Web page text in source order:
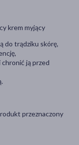
krem myjący
do trądziku skórę,
ją przed
przeznaczony